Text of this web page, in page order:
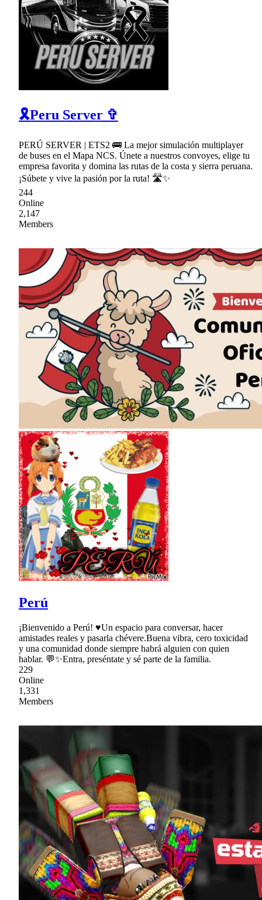
🎗Peru Server ✞
PERÚ SERVER | ETS2 🚌 La mejor simulación multiplayer
de buses en el Mapa NCS. Únete a nuestros convoyes, elige tu
empresa favorita y domina las rutas de la costa y sierra peruana.
¡Súbete y vive la pasión por la ruta! 🛣✨
244
Online
2,147
Members
Perú
¡Bienvenido a Perú! ♥Un espacio para conversar, hacer
amistades reales y pasarla chévere.Buena vibra, cero toxicidad
y una comunidad donde siempre habrá alguien con quien
hablar. 💬✨Entra, preséntate y sé parte de la familia.
229
Online
1,331
Members